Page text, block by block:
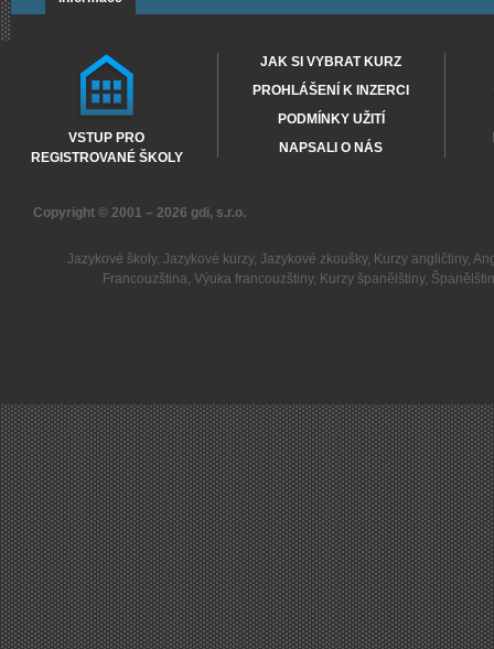
VSTUP PRO
REGISTROVANÉ ŠKOLY
JAK SI VYBRAT KURZ
PROHLÁŠENÍ K INZERCI
PODMÍNKY UŽITÍ
NAPSALI O NÁS
Copyright © 2001 – 2026 gdi, s.r.o.
Jazykové školy, Jazykové kurzy, Jazykové zkoušky, Kurzy angličtiny,
Francouzština,Výuka francouzštiny, Kurzy španělštiny,